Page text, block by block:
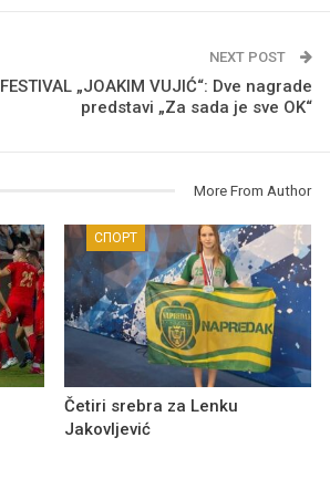
NEXT POST
FESTIVAL „JOAKIM VUJIĆ“: Dve nagrade
predstavi „Za sada je sve OK“
More From Author
СПОРТ
Četiri srebra za Lenku
Jakovljević